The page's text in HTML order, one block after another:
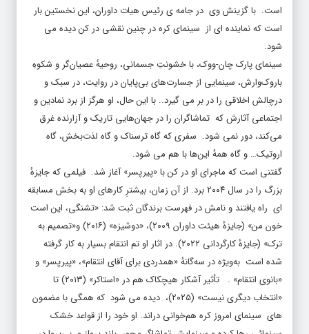
است. با گزینش وی در جامه ی رئیس هیات داوران، این نخستین بار
است که نماینده ای از سینمای کره‌ در چنین نقشی در کن دیده می
شود.
سینمای پارک چان-ووک، با خشونتِ جسمانی، روحیهٔ عصیان‌گر و شکوهِ
باروک‌وارش، سینمایی از جسارت‌های بی‌پایان در روایت، در سبک و
درچالش اخلاقی را در بر می گیرد.. با این حال، او هرگز از برد نمادین و
اجتماعی آثارش که تماشاگران را در جهان‌هایی تاریک و آزارنده غرق
می‌کند، دور نمی شود. سفری که گاه ترسناک و گاه لذت‌بخش، گاه
اروتیک… و گاه همهٔ این‌ها با هم می شود.
گفتنی است که ماجرای او در کن با «پیرپسر» آغاز شد. فیلمی که جایزهٔ
بزرگ را در سال ۲۰۰۴ برد. از آن زمان، بیشترِ کارهای او به بخش مسابقه
ای راه یافتند و نامش در فهرست برندگان ثبت شد: «تشنگی، این است
خون من» (جایزهٔ هیئت داوران ۲۰۰۹)، «دوشیزه» (۲۰۱۶) و«تصمیم به
ترک» (جایزهٔ کارگردانی ۲۰۲۲). در اثار او تم انتقام بسیار به کار گرفته
شده است به‌ویژه در سه‌گانهٔ «همدردی برای آقای انتقام»، «پیرپسر» و
«بانوی انتقام» . تأثیر آشکار هیچکاک هم در «استاکر» (۲۰۱۳) تا
«انتخاب دیگری نیست» (۲۰۲۵)، دیده می شود که همگی با مضمون
های سینمای امروز کره هم‌خوانی دراند. او خود را از قواعد خشک